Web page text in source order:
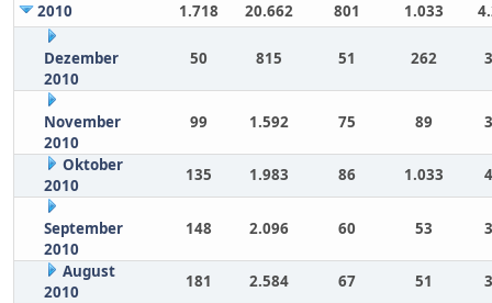
2010
1.718 20.662 801 1.033
Dezember
2010
50 815 51 262
November
2010
99 1.592 75 89
Oktober
2010
135 1.983 86 1.033
September
2010
148 2.096 60 53
August
2010
181 2.584 67 51